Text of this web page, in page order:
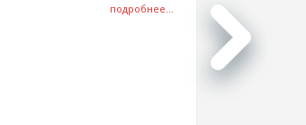
подробнее...